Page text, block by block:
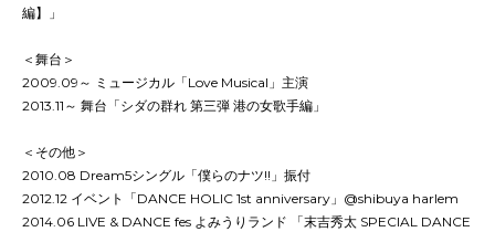
編】」
＜舞台＞
2009.09～ ミュージカル「Love Musical」主演
2013.11～ 舞台「シダの群れ 第三弾 港の女歌手編」
＜その他＞
2010.08 Dream5シングル「僕らのナツ!!」振付
2012.12 イベント「DANCE HOLIC 1st anniversary」@shibuya harlem
2014.06 LIVE & DANCE fes よみうりランド 「末吉秀太 SPECIAL DANCE